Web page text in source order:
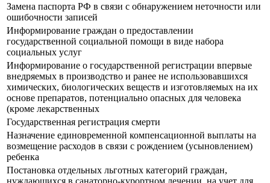
Замена паспорта РФ в связи с обнаружением неточности или
ошибочности записей
Информирование граждан о предоставлении
государственной социальной помощи в виде набора
социальных услуг
Информирование о государственной регистрации впервые
внедряемых в производство и ранее не использовавшихся
химических, биологических веществ и изготовляемых на их
основе препаратов, потенциально опасных для человека
(кроме лекарственных
Государственная регистрация смерти
Назначение единовременной компенсационной выплаты на
возмещение расходов в связи с рождением (усыновлением)
ребенка
Постановка отдельных льготных категорий граждан,
нуждающихся в санаторно-курортном лечении, на учет для